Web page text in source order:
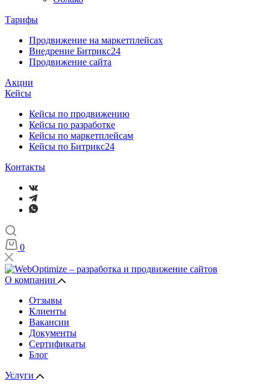
Тарифы
Продвижение на маркетплейсах
Внедрение Битрикс24
Продвижение сайта
Акции
Кейсы
Кейсы по продвижению
Кейсы по разработке
Кейсы по маркетплейсам
Кейсы по Битрикс24
Контакты
0
О компании
Отзывы
Клиенты
Вакансии
Документы
Сертификаты
Блог
Услуги